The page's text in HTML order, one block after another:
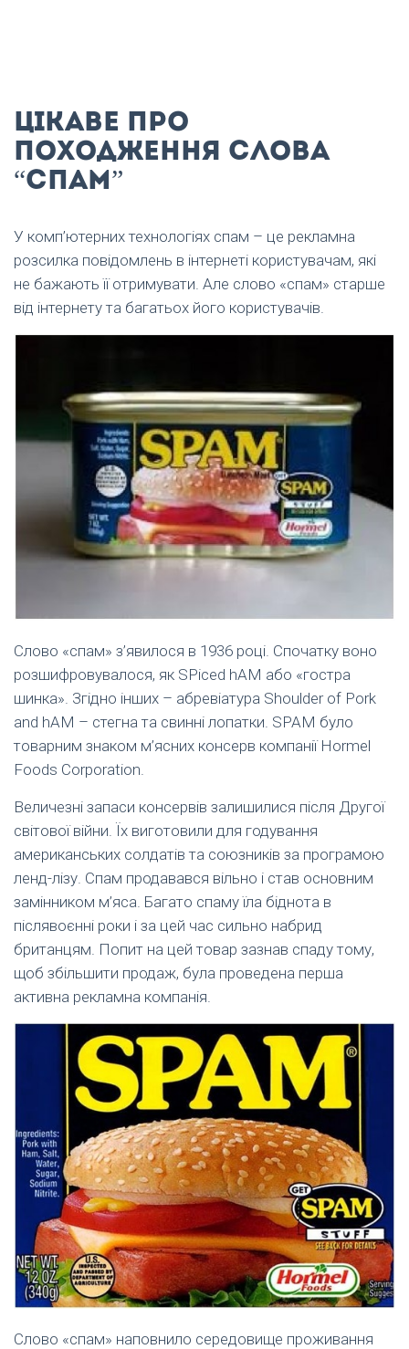
Цікаве про
походження слова
“спам”
У комп’ютерних технологіях спам – це рекламна
розсилка повідомлень в інтернеті користувачам, які
не бажають її отримувати. Але слово «спам» старше
від інтернету та багатьох його користувачів.
Слово «спам» з’явилося в 1936 році. Спочатку воно
розшифровувалося, як SPiced hAM або «гостра
шинка». Згідно інших – абревіатура Shoulder of Pork
and hAM – стегна та свинні лопатки. SPAM було
товарним знаком м’ясних консерв компанії Hormel
Foods Corporation.
Величезні запаси консервів залишилися після Другої
світової війни. Їх виготовили для годування
американських солдатів та союзників за програмою
ленд-лізу. Спам продавався вільно і став основним
замінником м’яса. Багато спаму їла біднота в
післявоєнні роки і за цей час сильно набрид
британцям. Попит на цей товар зазнав спаду тому,
щоб збільшити продаж, була проведена перша
активна рекламна компанія.
Слово «спам» наповнило середовище проживання